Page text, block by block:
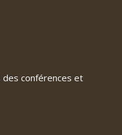
conférences et